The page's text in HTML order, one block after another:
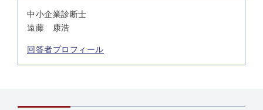
中小企業診断士
遠藤 康浩
回答者プロフィール